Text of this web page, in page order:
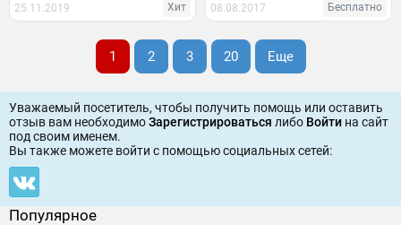
25.11.2019 Хит 08.08.2017 Бесплатно
1 2 3 20 Еще
Уважаемый посетитель, чтобы получить помощь или оставить
отзыв вам необходимоЗарегистрироваться либо Войти на сайт
под своим именем.
Вы также можете войти c помощью социальных сетей:
Популярное